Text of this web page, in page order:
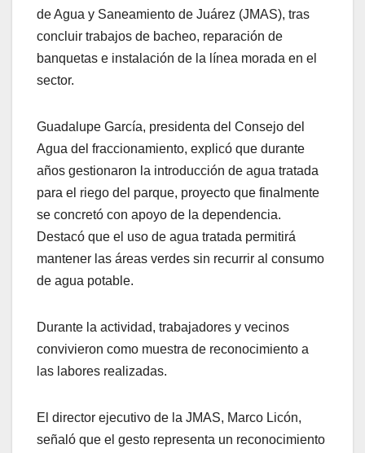
de Agua y Saneamiento de Juárez (JMAS), tras
concluir trabajos de bacheo, reparación de
banquetas e instalación de la línea morada en el
sector.
Guadalupe García, presidenta del Consejo del
Agua del fraccionamiento, explicó que durante
años gestionaron la introducción de agua tratada
para el riego del parque, proyecto que finalmente
se concretó con apoyo de la dependencia.
Destacó que el uso de agua tratada permitirá
mantener las áreas verdes sin recurrir al consumo
de agua potable.
Durante la actividad, trabajadores y vecinos
convivieron como muestra de reconocimiento a
las labores realizadas.
El director ejecutivo de la JMAS, Marco Licón,
señaló que el gesto representa un reconocimiento